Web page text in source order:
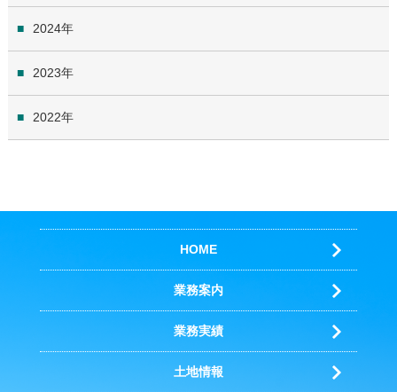
2024
2023
2022
HOME
業務案内
業務実績
土地情報